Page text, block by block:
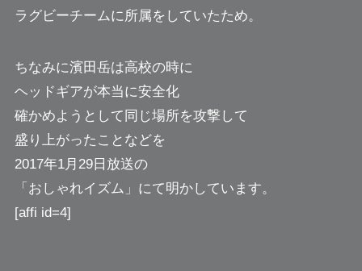
ラグビーチームに所属をしていたため。
ちなみに濱田岳は高校の時に
ヘッドギアが本当に安全化
確かめようとして同じ場所を攻撃して
盛り上がったことなどを
2017年1月29日放送の
「おしゃれイズム」にて明かしています。
[affi id=4]